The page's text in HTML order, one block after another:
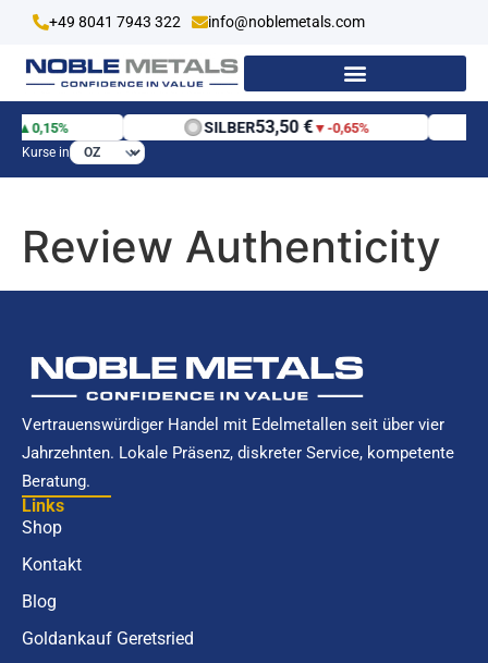
+49 8041 7943 322 info@noblemetals.com
▲0,15% SILBER53,50 €▼-0,65%
Kurse in
Review Authenticity
Vertrauenswürdiger Handel mit Edelmetallen seit über vier
Jahrzehnten. Lokale Präsenz, diskreter Service, kompetente
Beratung.
Links
Shop
Kontakt
Blog
Goldankauf Geretsried